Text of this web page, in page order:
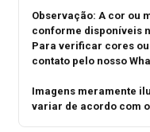
Observação: A cor ou
conforme disponíveis
Para verificar cores
contato pelo nosso
Imagens meramente
variar de acordo com